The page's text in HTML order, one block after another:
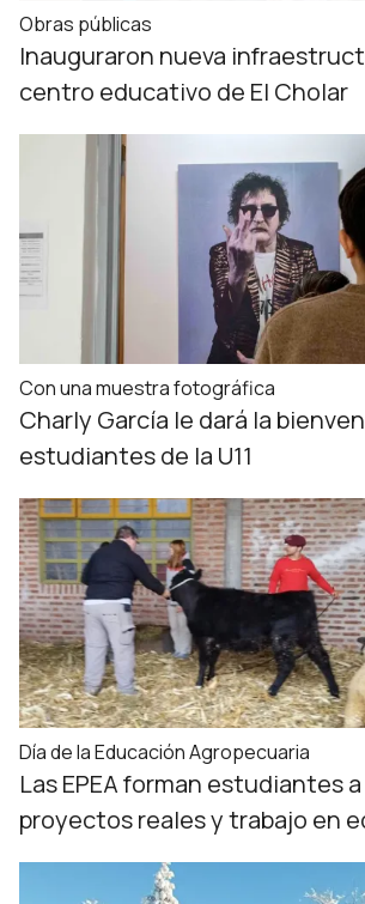
Obras públicas
Inauguraron nueva
centro educativo de El Cholar
Con una muestra fotográfica
Charly García le dará la
estudiantes de la U11
Día de la Educación Agropecuaria
Las EPEA forman estudiantes
proyectos reales y trabajo en